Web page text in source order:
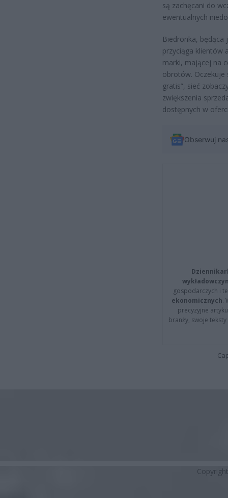
są zachęcani do
ewentualnych
Biedronka, będąca
przyciąga klientów
marki, mającej na
obrotów. Oczekuje
gratis”, sieć
zwiększenia
dostępnych w
Obserwuj
gospodarczych i
ekonomicznych.
precyzyjne
branży, swoje